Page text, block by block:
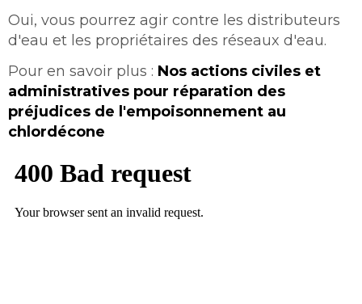
Oui, vous pourrez agir contre les distributeurs
d'eau et les propriétaires des réseaux d'eau.
Pour en savoir plus : Nos actions civiles et
administratives pour réparation des
préjudices de l'empoisonnement au
chlordécone